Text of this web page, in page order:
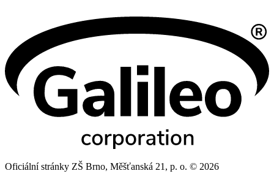
Oficiální stránky ZŠ Brno, Měšťanská 21, p. o. © 2026